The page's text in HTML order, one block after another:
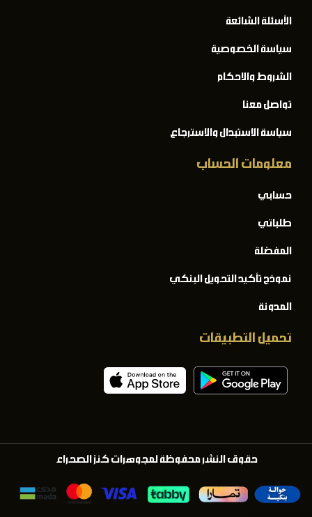
الأسئلة الشائعة
سياسة الخصوصية
الشروط والاحكام
تواصل معنا
سياسة الاستبدال والاسترجاع
معلومات الحساب
حسابي
طلباتي
المفضلة
نموذج تأكيد التحويل البنكي
المدونة
تحميل التطبيقات
حقوق النشر محفوظة لمجوهرات كنز الصحراء